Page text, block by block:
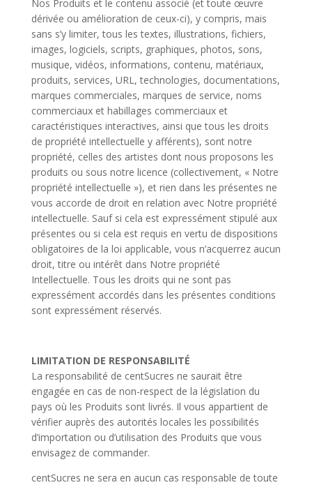
Nos Produits et le contenu associé (et toute œuvre
dérivée ou amélioration de ceux-ci), y compris, mais
sans s’y limiter, tous les textes, illustrations, fichiers,
images, logiciels, scripts, graphiques, photos, sons,
musique, vidéos, informations, contenu, matériaux,
produits, services, URL, technologies, documentations,
marques commerciales, marques de service, noms
commerciaux et habillages commerciaux et
caractéristiques interactives, ainsi que tous les droits
de propriété intellectuelle y afférents), sont notre
propriété, celles des artistes dont nous proposons les
produits ou sous notre licence (collectivement, « Notre
propriété intellectuelle »), et rien dans les présentes ne
vous accorde de droit en relation avec Notre propriété
intellectuelle. Sauf si cela est expressément stipulé aux
présentes ou si cela est requis en vertu de dispositions
obligatoires de la loi applicable, vous n’acquerrez aucun
droit, titre ou intérêt dans Notre propriété
Intellectuelle. Tous les droits qui ne sont pas
expressément accordés dans les présentes conditions
sont expressément réservés.
LIMITATION DE RESPONSABILITÉ
La responsabilité de centSucres ne saurait être
engagée en cas de non-respect de la législation du
pays où les Produits sont livrés. Il vous appartient de
vérifier auprès des autorités locales les possibilités
d’importation ou d’utilisation des Produits que vous
envisagez de commander.
centSucres ne sera en aucun cas responsable de toute